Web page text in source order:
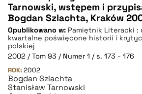
Tarnowski, wstępem i
Bogdan Szlachta, Kraków
Opublikowano w: Pamiętnik Literacki :
kwartalne poświęcone historii i
polskiej
2002 / Tom 93 / Numer 1 / s. 173 - 176
ROK: 2002
Bogdan Szlachta
Stanisław Tarnowski